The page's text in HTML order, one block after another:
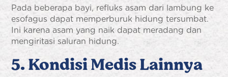
Pada beberapa bayi, refluks asam dari lambung ke
esofagus dapat memperburuk hidung tersumbat.
Ini karena asam yang naik dapat meradang dan
mengiritasi saluran hidung.
5. Kondisi Medis Lainnya